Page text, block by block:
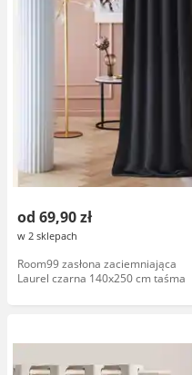
od 69,90 zł
w 2 sklepach
Room99 zasłona zaciemniająca
Laurel czarna 140x250 cm taśma